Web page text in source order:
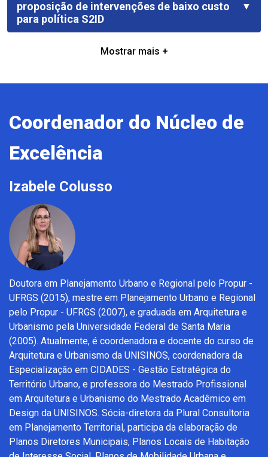
proposição de intervenções de baixo custo
para política S2ID
▼
Mostrar mais +
Coordenador do Núcleo de
Excelência
Izabele Colusso
Doutora em Planejamento Urbano e Regional pelo Propur -
UFRGS (2015), mestre em Planejamento Urbano e Regional
pelo Propur - UFRGS (2007), e graduada em Arquitetura e
Urbanismo pela Universidade Federal de Santa Maria
(2005). Atualmente, é coordenadora e docente do curso de
Arquitetura e Urbanismo da UNISINOS, coordenadora da
Especialização em CIDADES - Gestão Estratégica do
Território Urbano, e professora do Mestrado Profissional
em Arquitetura e Urbanismo do Mestrado Acadêmico em
Design da UNISINOS. Sócia-diretora da Plural Consultoria
em Planejamento Territorial, participa da elaboração de
Planos Diretores Municipais, Planos Locais de Habitação